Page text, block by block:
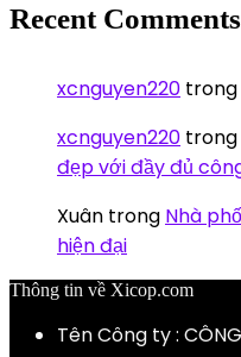
Recent Comments
xcnguyen220 trong
xcnguyen220 trong
đẹp với đầy đủ
Xuân trong Nhà
hiện đại
Thông tin về Xicop.com
Tên Công ty :